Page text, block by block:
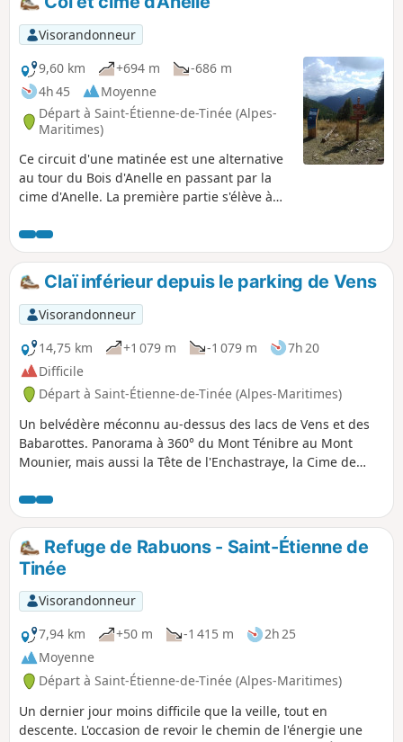
Visorandonneur
9,60 km
+694 m
-686 m
4h 45
Moyenne
Départ à Saint-Étienne-de-Tinée (Alpes-
Maritimes)
Ce circuit d'une matinée est une alternative
au tour du Bois d'Anelle en passant par la
cime d'Anelle. La première partie s'élève à
traverse le bois à l'ombre des sapins.
Claï inférieur depuis le parking de Vens
Visorandonneur
14,75 km
+1 079 m -1 079 m
7h 20
Difficile
Départ à Saint-Étienne-de-Tinée (Alpes-Maritimes)
Un belvédère méconnu au-dessus des lacs de Vens et des
Babarottes. Panorama à 360° du Mont Ténibre au Mont
Mounier, mais aussi la Tête de l'Enchastraye, la Cime de
Refuge de Rabuons - Saint-Étienne de
Tinée
Visorandonneur
7,94 km
+50 m -1 415 m
2h 25
Moyenne
Départ à Saint-Étienne-de-Tinée (Alpes-Maritimes)
Un dernier jour moins difficile que la veille, tout en
descente. L'occasion de revoir le chemin de l'énergie une